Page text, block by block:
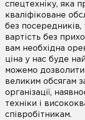
спецтехніку, яка
кваліфіковане
без
вартість без
вам необхідна
ціна у нас буде
можемо дозволити
великим обсягам
організації,
техніки і
співробітникам.